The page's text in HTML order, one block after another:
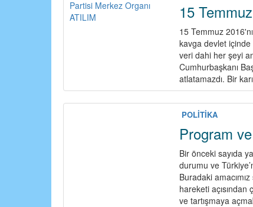
15
15 Temmuz
kavga devlet
veri dahi her şeyi
Cumhurbaşkanı
atlatamazdı. Bir
POLİTİKA
Program
Bir önceki sayıda
durumu ve
Buradaki
hareketi
ve tartışmaya